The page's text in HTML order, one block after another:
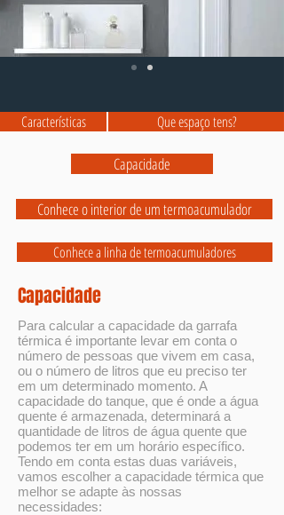
Características Que espaço tens?
Capacidade
Conhece o interior de um termoacumulador
Conhece a linha de termoacumuladores
Capacidade
Para calcular a capacidade da garrafa
térmica é importante levar em conta o
número de pessoas que vivem em casa,
ou o número de litros que eu preciso ter
em um determinado momento. A
capacidade do tanque, que é onde a água
quente é armazenada, determinará a
quantidade de litros de água quente que
podemos ter em um horário específico.
Tendo em conta estas duas variáveis,
vamos escolher a capacidade térmica que
melhor se adapte às nossas
necessidades: